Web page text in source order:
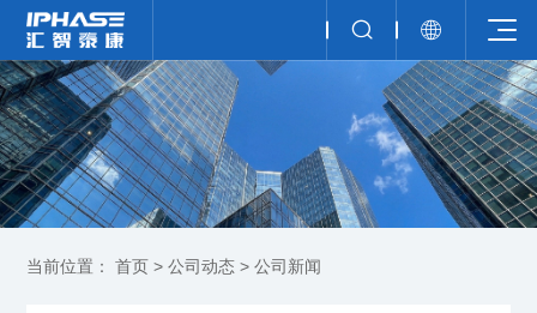
当前位置： 首页 > 公司动态 > 公司新闻